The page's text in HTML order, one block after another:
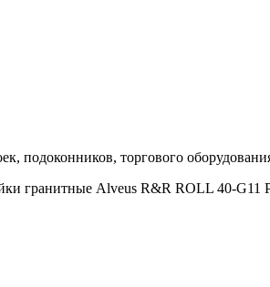
подоконников, торгового
гранитные Alveus R&R ROLL 40-G11